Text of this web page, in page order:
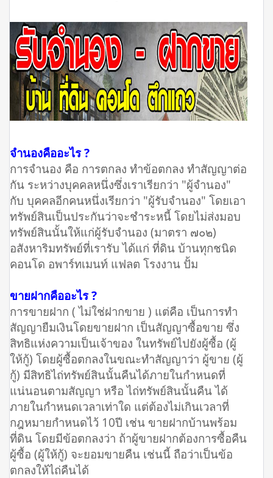
จำนองคืออะไร ?
การจำนอง คือ การตกลง ทำข้อตกลง ทำสัญญาต่อ
กัน ระหว่างบุคคลหนึ่งซึ่งเราเรียกว่า "ผู้จำนอง"
กับ บุคคลอีกคนหนึ่งเรียกว่า "ผู้รับจำนอง" โดยเอา
ทรัพย์สินเป็นประกันว่าจะชำระหนี้ โดยไม่ส่งมอบ
ทรัพย์สินนั้นให้แก่ผู้รับจำนอง (มาตรา ๗๐๒)
อสังหาริมทรัพย์ที่เรารับ ได้แก่ ที่ดิน บ้านทุกชนิด
คอนโด อพาร์ทเมนท์ แฟลต โรงงาน ปั้ม
ขายฝากคืออะไร ?
การขายฝาก ( ไม่ใช่ฝากขาย ) แต่คือ เป็นการทำ
สัญญายืมเงินโดยขายฝาก เป็นสัญญาซื้อขาย ซึ่ง
สิทธิแห่งความเป็นเจ้าของ ในทรัพย์ไปยังผู้ซื้อ (ผู้
ให้กู้) โดยผู้ซื้อตกลงในขณะทำสัญญาว่า ผู้ขาย (ผู้
กู้) มีสิทธิไถ่ทรัพย์สินนั้นคืนได้ภายในกำหนดที่
แน่นอนตามสัญญา หรือ ไถ่ทรัพย์สินนั้นคืน ได้
ภายในกำหนดเวลาเท่าใด แต่ต้องไม่เกินเวลาที่
กฎหมายกำหนดไว้ 10ปี เช่น ขายฝากบ้านพร้อม
ที่ดิน โดยมีข้อตกลงว่า ถ้าผู้ขายฝากต้องการซื้อคืน
ผู้ซื้อ (ผู้ให้กู้) จะยอมขายคืน เช่นนี้ ถือว่าเป็นข้อ
ตกลงให้ไถ่คืนได้